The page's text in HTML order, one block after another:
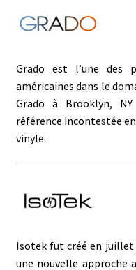
Grado est l’une des
américaines dans le
Grado à Brooklyn,
référence incontestée
vinyle.
Isotek fut créé en juillet
une nouvelle approche